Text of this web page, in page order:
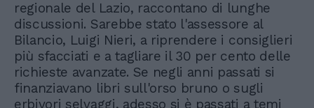
regionale del Lazio, raccontano di lunghe
discussioni. Sarebbe stato l'assessore al
Bilancio, Luigi Nieri, a riprendere i consiglieri
più sfacciati e a tagliare il 30 per cento delle
richieste avanzate. Se negli anni passati si
finanziavano libri sull'orso bruno o sugli
erbivori selvaggi, adesso si è passati a temi